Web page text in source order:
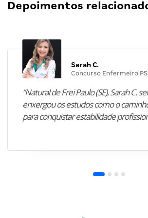
Depoimentos
Sarah C.
Concurso Enfermeiro
“Natural de Frei Paulo (SE), Sarah C.
enxergou os estudos como o
para conquistar estabilidade